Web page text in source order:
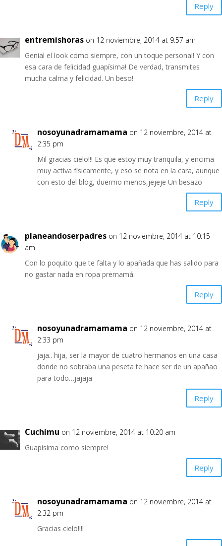
Reply
entremishoras on 12 noviembre, 2014 at 9:57 am
Genial el look como siempre, con un toque personal! Y con
esa cara de felicidad guapísima! De verdad, transmites
mucha calma y felicidad. Un beso!
Reply
nosoyunadramamama on 12 noviembre, 2014 at
2:35 pm
Mil gracias cielo!!! Es que estoy muy tranquila, y encima
muy activa físicamente, y eso se nota en la cara, aunque
con esto del blog, duermo menos,jejeje Un besazo
Reply
planeandoserpadres on 12 noviembre, 2014 at 10:15
am
Con lo poquito que te falta y lo apañada que has salido para
no gastar nada en ropa premamá.
Reply
nosoyunadramamama on 12 noviembre, 2014 at
2:33 pm
jaja.. hija, ser la mayor de cuatro hermanos en una casa
donde no sobraba una peseta te hace ser de un apañao
para todo…jajaja
Reply
Cuchimu on 12 noviembre, 2014 at 10:20 am
Guapísima como siempre!
Reply
nosoyunadramamama on 12 noviembre, 2014 at
2:32 pm
Gracias cielo!!!!